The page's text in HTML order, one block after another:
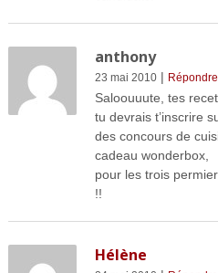
anthony
23 mai 2010| Répondre
Saloouuute, tes
tu devrais t’inscrire
des concours de
cadeau wonderbox,
pour les trois
!!
Hélène